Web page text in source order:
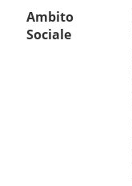
Ambito
Sociale